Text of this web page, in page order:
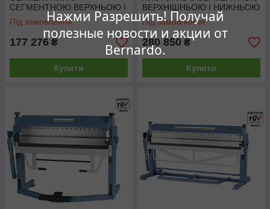
Нажми Разрешить! Получай
полезные новости и акции от
Bernardo.
СЕГМЕНТНОЮ ВЕРХНЬОЮ І
НИЖНЬОЮ БАЛКОЮ (з
протилежним загином)
Bernardo
Під замовлення
177 276 ₴
Купити
ВЕРХНІШНЬОЮ І НИЖНЬОЮ
БАЛКОЮ (з протилежним
загином) Bernardo
Під замовлення
280 850 ₴
Купити